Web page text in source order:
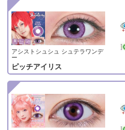
アシストシュシュ シュテラワンデ
ー
ピッチアイリス